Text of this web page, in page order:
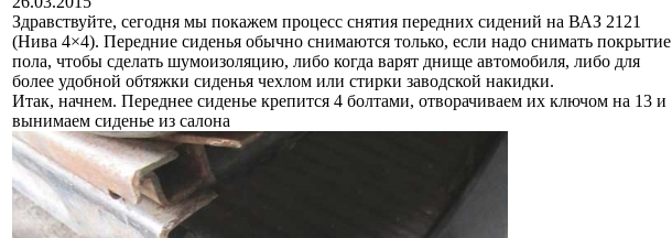
Здравствуйте, сегодня мы покажем процесс снятия передних сидений на ВАЗ 2121
(Нива 4×4). Передние сиденья обычно снимаются только, если надо снимать покрытие
пола, чтобы сделать шумоизоляцию, либо когда варят днище автомобиля, либо для
более удобной обтяжки сиденья чехлом или стирки заводской накидки.
Итак, начнем. Переднее сиденье крепится 4 болтами, отворачиваем их ключом на 13 и
вынимаем сиденье из салона